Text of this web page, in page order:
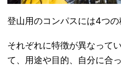
登山用のコンパスには4つの
それぞれに特徴が異なって
て、用途や目的、自分に合